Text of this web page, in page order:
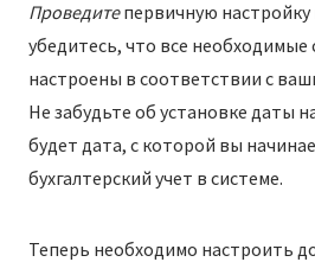
Проведитепервичную настройку
убедитесь, что все необходимые
настроены в соответствии с
Не забудьте об установке даты
будет дата, с которой вы
бухгалтерский учет в системе.
Теперь необходимо настроить